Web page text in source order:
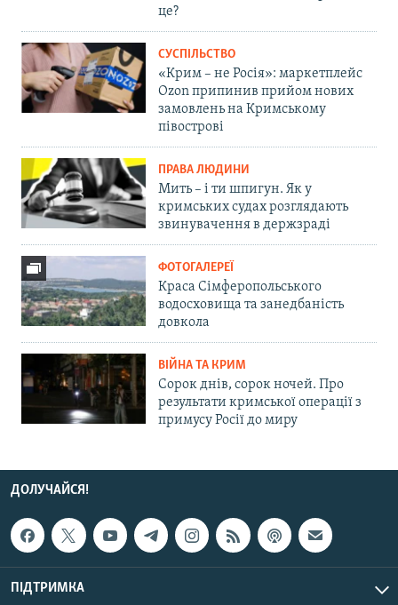
це?
СУСПІЛЬСТВО
«Крим – не Росія»: маркетплейс
Ozon припинив прийом нових
замовлень на Кримському
півострові
ПРАВА ЛЮДИНИ
Мить – і ти шпигун. Як у
кримських судах розглядають
звинувачення в держзраді
ФОТОГАЛЕРЕЇ
Краса Сімферопольського
водосховища та занедбаність
довкола
ВІЙНА ТА КРИМ
Сорок днів, сорок ночей. Про
результати кримської операції з
примусу Росії до миру
ДОЛУЧАЙСЯ!
ПІДТРИМКА